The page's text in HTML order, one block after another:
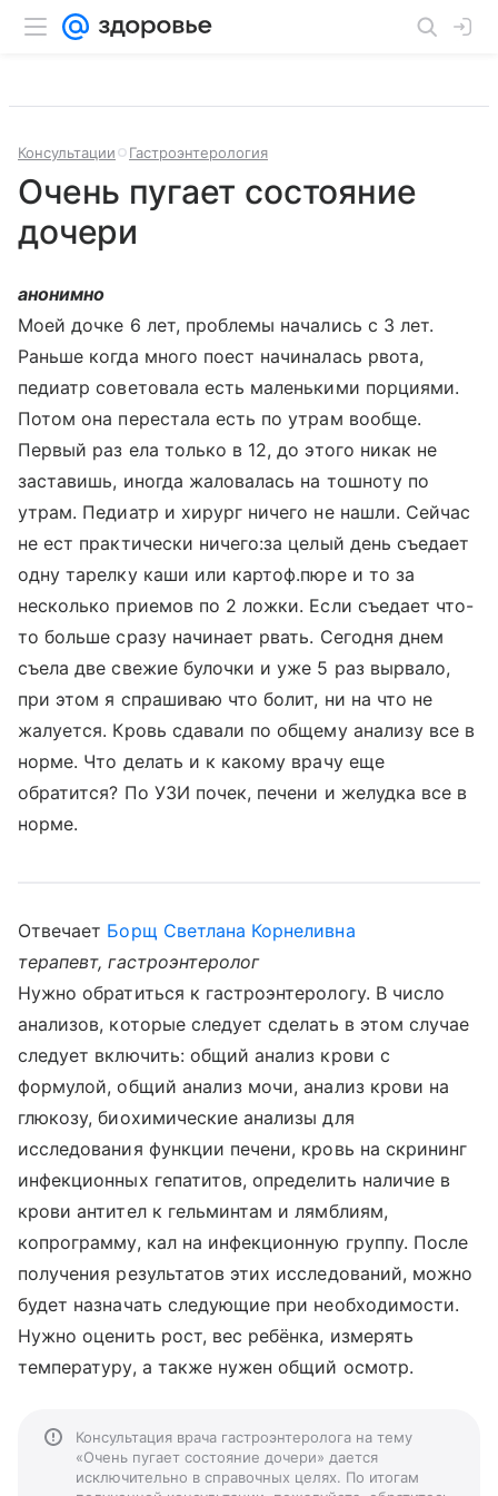
Консультации Гастроэнтерология
Очень пугает состояние
дочери
анонимно
Моей дочке 6 лет, проблемы начались с 3 лет.
Раньше когда много поест начиналась рвота,
педиатр советовала есть маленькими порциями.
Потом она перестала есть по утрам вообще.
Первый раз ела только в 12, до этого никак не
заставишь, иногда жаловалась на тошноту по
утрам. Педиатр и хирург ничего не нашли. Сейчас
не ест практически ничего:за целый день съедает
одну тарелку каши или картоф.пюре и то за
несколько приемов по 2 ложки. Если съедает что-
то больше сразу начинает рвать. Сегодня днем
съела две свежие булочки и уже 5 раз вырвало,
при этом я спрашиваю что болит, ни на что не
жалуется. Кровь сдавали по общему анализу все в
норме. Что делать и к какому врачу еще
обратится? По УЗИ почек, печени и желудка все в
норме.
Отвечает Борщ Светлана Корнеливна
терапевт, гастроэнтеролог
Нужно обратиться к гастроэнтерологу. В число
анализов, которые следует сделать в этом случае
следует включить: общий анализ крови с
формулой, общий анализ мочи, анализ крови на
глюкозу, биохимические анализы для
исследования функции печени, кровь на скрининг
инфекционных гепатитов, определить наличие в
крови антител к гельминтам и лямблиям,
копрограмму, кал на инфекционную группу. После
получения результатов этих исследований, можно
будет назначать следующие при необходимости.
Нужно оценить рост, вес ребёнка, измерять
температуру, а также нужен общий осмотр.
Консультация врача гастроэнтеролога на тему
«Очень пугает состояние дочери» дается
исключительно в справочных целях. По итогам